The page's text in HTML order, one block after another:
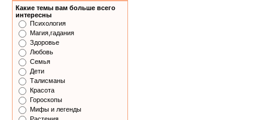
Какие темы вам больше всего
интересны
Психология
Магия,гадания
Здоровье
Любовь
Семья
Дети
Талисманы
Красота
Гороскопы
Мифы и легенды